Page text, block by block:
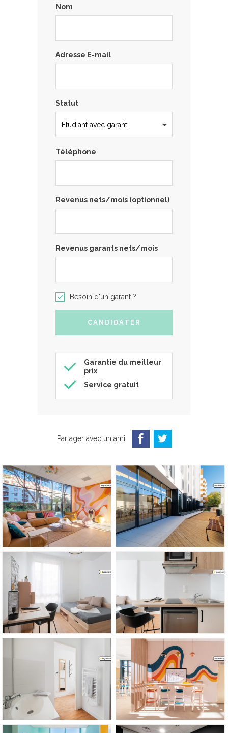
Nom
Adresse E-mail
Statut
Téléphone
Revenus nets/mois (optionnel)
Revenus garants nets/mois
Besoin d'un garant ?
Garantie du meilleur
prix
Service gratuit
Partager avec un ami